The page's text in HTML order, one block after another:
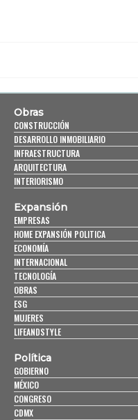
Obras
CONSTRUCCIÓN
DESARROLLO INMOBILIARIO
INFRAESTRUCTURA
ARQUITECTURA
INTERIORISMO
Expansión
EMPRESAS
HOME EXPANSIÓN POLITICA
ECONOMÍA
INTERNACIONAL
TECNOLOGÍA
OBRAS
ESG
MUJERES
LIFEANDSTYLE
Política
GOBIERNO
MÉXICO
CONGRESO
CDMX